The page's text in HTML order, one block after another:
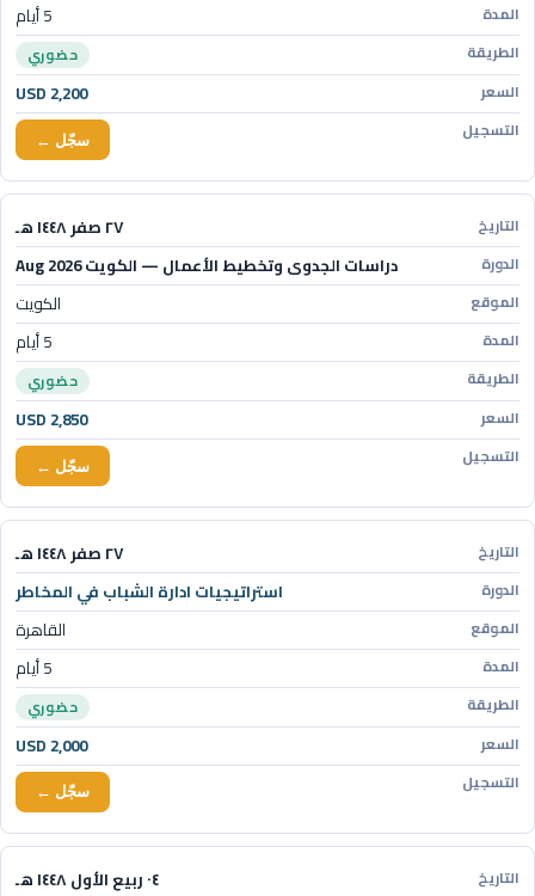
5 أيام
حضوري
USD 2,200
سجّل ←
٢٧ صفر ١٤٤٨ هـ
دراسات الجدوى وتخطيط الأعمال — الكويت Aug 2026
الكويت
5 أيام
حضوري
USD 2,850
سجّل ←
٢٧ صفر ١٤٤٨ هـ
استراتيجيات ادارة الشباب في المخاطر
القاهرة
5 أيام
حضوري
USD 2,000
سجّل ←
٠٤ ربيع الأول ١٤٤٨ هـ